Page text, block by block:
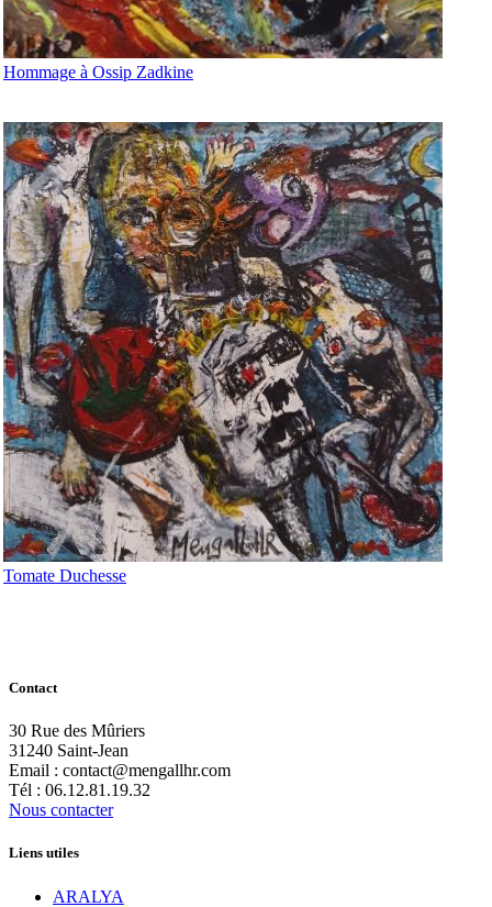
Hommage à Ossip Zadkine
Tomate Duchesse
Contact
30 Rue des Mûriers
31240 Saint-Jean
Email : contact@mengallhr.com
Tél : 06.12.81.19.32
Nous contacter
Liens utiles
ARALYA